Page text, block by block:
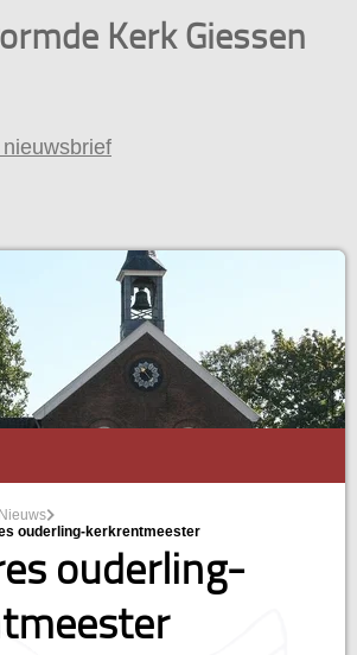
Kerk Giessen
Nieuws
ouderling-kerkrentmeester
ouderling-